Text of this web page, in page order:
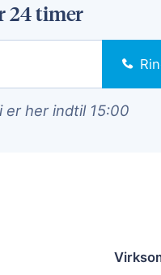
24 timer
er her indtil 15:00